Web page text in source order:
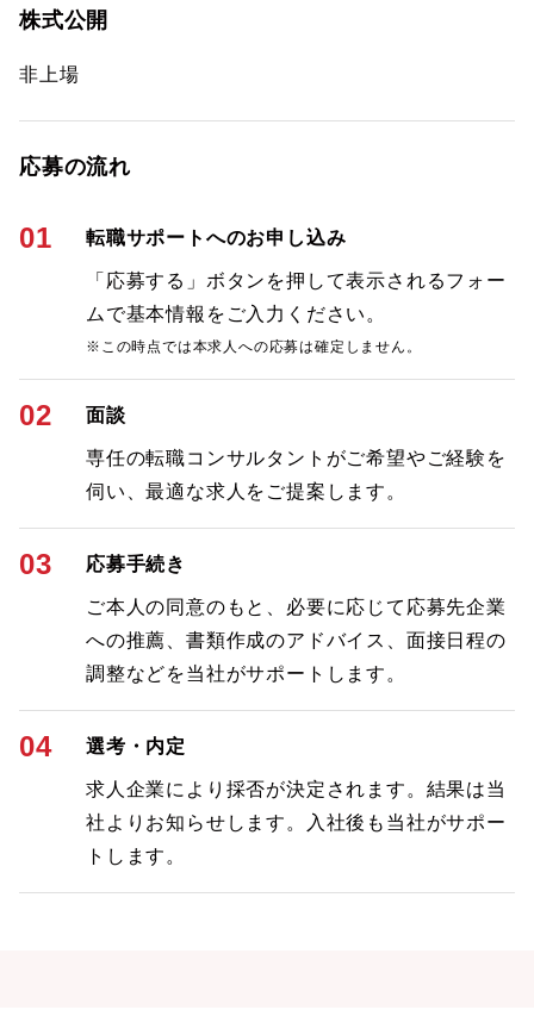
株式公開
非上場
応募の流れ
01 転職サポートへのお申し込み
「応募する」ボタンを押して表示されるフォー
ムで基本情報をご入力ください。
※この時点では本求人への応募は確定しません。
02 面談
専任の転職コンサルタントがご希望やご経験を
伺い、最適な求人をご提案します。
03 応募手続き
ご本人の同意のもと、必要に応じて応募先企業
への推薦、書類作成のアドバイス、面接日程の
調整などを当社がサポートします。
04 選考・内定
求人企業により採否が決定されます。結果は当
社よりお知らせします。入社後も当社がサポー
トします。